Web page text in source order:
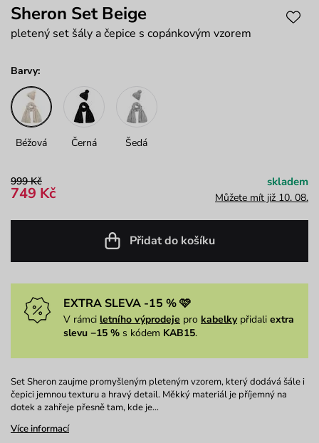
Sheron Set Beige
pletený set šály a čepice s copánkovým vzorem
Barvy:
Béžová Černá Šedá
999 Kč
749 Kč
skladem
Můžete mít již 10. 08.
Přidat do košíku
EXTRA SLEVA -15 % 🩷
V rámci letního výprodeje pro kabelkypřidali extra
slevu −15 % s kódem KAB15.
Set Sheron zaujme promyšleným pleteným vzorem, který dodává šále i
čepici jemnou texturu a hravý detail. Měkký materiál je příjemný na
dotek a zahřeje přesně tam, kde je…
Více informací